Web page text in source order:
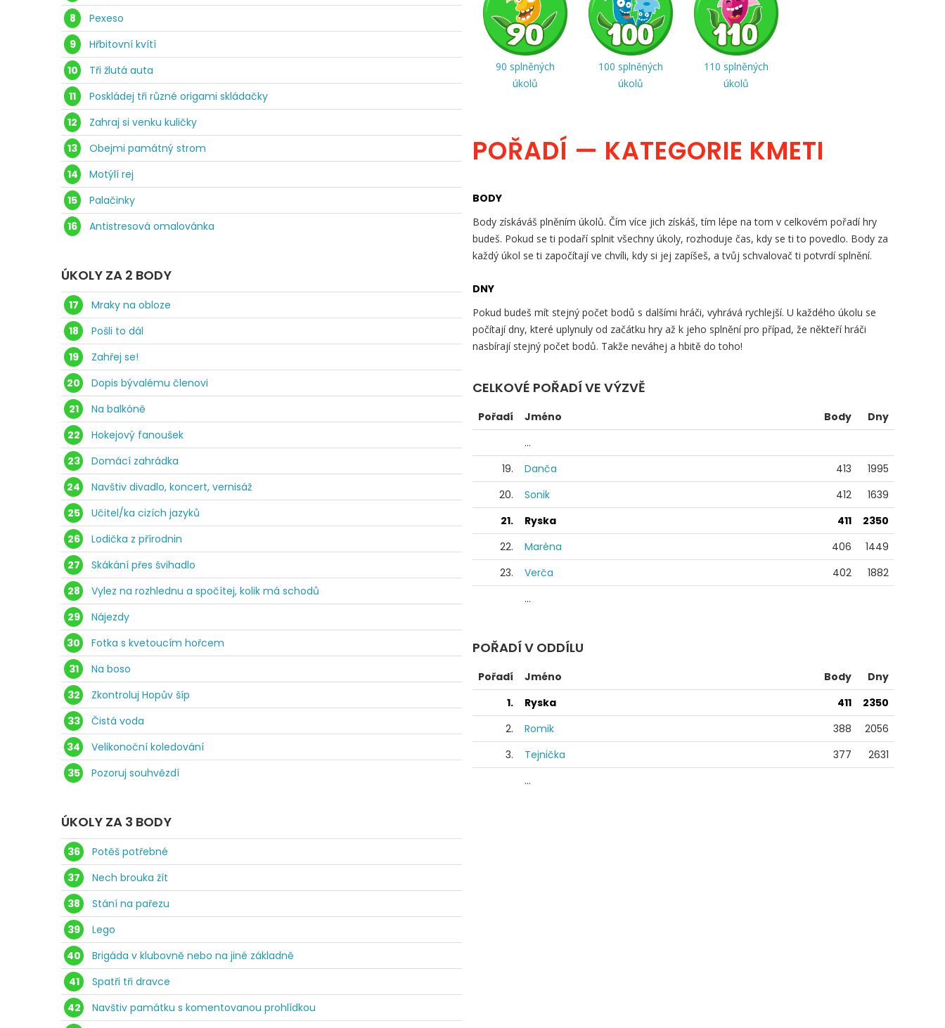
8
Pexeso
9
Hřbitovní kvítí
10
Tři žlutá auta
11
Poskládej tři různé origami skládačky
12
Zahraj si venku kuličky
13
Obejmi památný strom
14
Motýlí rej
15
Palačinky
16
Antistresová omalovánka
ÚKOLY ZA 2 BODY
17
Mraky na obloze
18
Pošli to dál
19
Zahřej se!
20
Dopis bývalému členovi
21
Na balkóně
22
Hokejový fanoušek
23
Domácí zahrádka
24
Navštiv divadlo, koncert, vernisáž
25
Učitel/ka cizích jazyků
26
Lodička z přírodnin
27
Skákání přes švihadlo
28
Vylez na rozhlednu a spočítej, kolik má schodů
29
Nájezdy
30
Fotka s kvetoucím hořcem
31
Na boso
32
Zkontroluj Hopův šíp
33
Čistá voda
34
Velikonoční koledování
35
Pozoruj souhvězdí
ÚKOLY ZA 3 BODY
36
Potěš potřebné
37
Nech brouka žít
38
Stání na pařezu
39
Lego
40
Brigáda v klubovně nebo na jiné základně
41
Spatři tři dravce
42
Navštiv památku s komentovanou prohlídkou
90 splněných
úkolů
100 splněných
úkolů
110 splněných
úkolů
POŘADÍ — KATEGORIE KMETI
BODY
Body získáváš plněním úkolů. Čím více jich získáš, tím lépe na tom v celkovém pořadí hry
budeš. Pokud se ti podaří splnit všechny úkoly, rozhoduje čas, kdy se ti to povedlo. Body za
každý úkol se ti započítají ve chvíli, kdy si jej zapíšeš, a tvůj schvalovač ti potvrdí splnění.
DNY
Pokud budeš mít stejný počet bodů s dalšími hráči, vyhrává rychlejší. U každého úkolu se
počítají dny, které uplynuly od začátku hry až k jeho splnění pro případ, že někteří hráči
nasbírají stejný počet bodů. Takže neváhej a hbitě do toho!
CELKOVÉ POŘADÍ VE VÝZVĚ
Pořadí Jméno Body
Dny
...
19.
Danča 413
1995
20.
Sonik 412
1639
21.
Ryska 411
2350
22.
Maréna 406
1449
23.
Verča 402
1882
...
POŘADÍ V ODDÍLU
Pořadí Jméno Body
Dny
1.
Ryska 411
2350
2.
Romik 388
2056
3.
Tejnička 377
2631
...